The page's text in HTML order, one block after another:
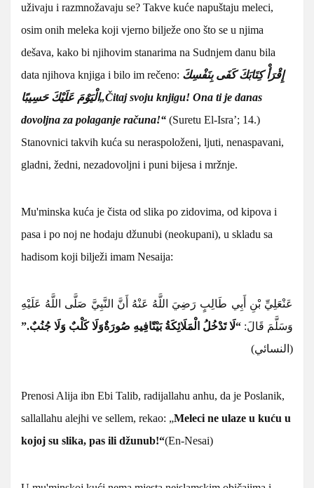
uživaju i razmnožavaju se? Takve kuće napuštaju meleci,
osim onih meleka koji vjerno bilježe ono što se u njima
dešava, kako bi njihovim stanarima na Sudnjem danu bila
data njihova knjiga i bilo im rečeno: إِقْرَأْ كِتَابَكَ كَفَى بِنَفْسِكَ
الْيَوْمَ عَلَيْكَ حَسِيبًا„Čitaj svoju knjigu! Ona ti je danas
dovoljna za polaganje računa!“ (Suretu El-Isra’; 14.)
Stanovnici takvih kuća su neraspoloženi, ljuti, nenaspavani,
gladni, žedni, nezadovoljni i puni bijesa i mržnje.
Mu'minska kuća je čista od slika po zidovima, od kipova i
pasa i po noj ne hodaju džunubi (neokupani), u skladu sa
hadisom koji bilježi imam Nesaija:
عَنْعَلِيِّ بْنِ أَبِي طَالِبٍ رَضِيَ اللَّهُ عَنْهُ أَنَّ النَّبِيَّ صَلَّى اللَّهُ عَلَيْهِ
وَسَلَّمَ قَالَ: “لَا تَدْخُلُ الْمَلَائِكَةُ بَيْتًافِيهِ صُورَةٌوَلَا كَلْبٌ وَلَا جُنُبٌ.”
(النسائي)
Prenosi Alija ibn Ebi Talib, radijallahu anhu, da je Poslanik,
sallallahu alejhi ve sellem, rekao: „Meleci ne ulaze u kuću u
kojoj su slika, pas ili džunub!“(En-Nesai)